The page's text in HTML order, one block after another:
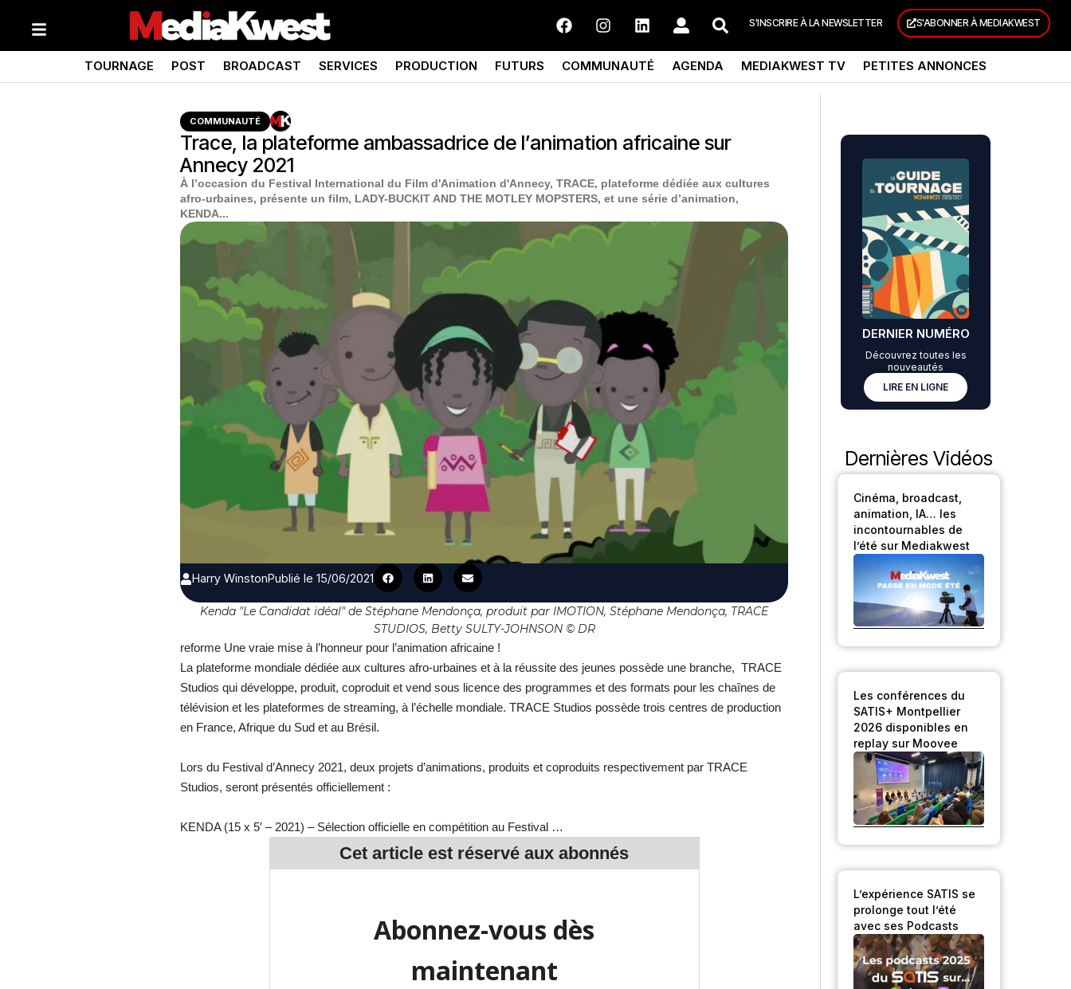
S'INSCRIRE À LA NEWSLETTER S'ABONNER À MEDIAKWEST
TOURNAGE POST BROADCAST SERVICES PRODUCTION FUTURS COMMUNAUTÉ AGENDA MEDIAKWEST TV PETITES ANNONCES
COMMUNAUTÉ
Trace, la plateforme ambassadrice de l’animation africaine sur
Annecy 2021
À l’occasion du Festival International du Film d'Animation d'Annecy, TRACE, plateforme dédiée aux cultures
afro-urbaines, présente un film, LADY-BUCKIT AND THE MOTLEY MOPSTERS, et une série d’animation,
KENDA...
Harry WinstonPublié le 15/06/2021
Kenda "Le Candidat idéal" de Stéphane Mendonça, produit par IMOTION, Stéphane Mendonça, TRACE
STUDIOS, Betty SULTY-JOHNSON © DR
reforme Une vraie mise à l’honneur pour l’animation africaine !
La plateforme mondiale dédiée aux cultures afro-urbaines et à la réussite des jeunes possède une branche, TRACE
Studios qui développe, produit, coproduit et vend sous licence des programmes et des formats pour les chaînes de
télévision et les plateformes de streaming, à l’échelle mondiale. TRACE Studios possède trois centres de production
en France, Afrique du Sud et au Brésil.
Lors du Festival d’Annecy 2021, deux projets d’animations, produits et coproduits respectivement par TRACE
Studios, seront présentés officiellement :
KENDA (15 x 5′ – 2021) – Sélection officielle en compétition au Festival …
Cet article est réservé auxabonnés
Abonnez-vous dès
maintenant
DERNIER NUMÉRO
Découvrez toutes les
nouveautés
LIRE EN LIGNE
Dernières Vidéos
Cinéma, broadcast,
animation, IA… les
incontournables de
l’été sur Mediakwest
Les conférences du
SATIS+ Montpellier
2026 disponibles en
replay sur Moovee
L’expérience SATIS se
prolonge tout l’été
avec ses Podcasts